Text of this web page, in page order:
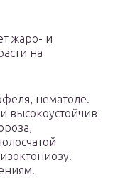
жаро- и
на
нематоде.
высокоустойчив